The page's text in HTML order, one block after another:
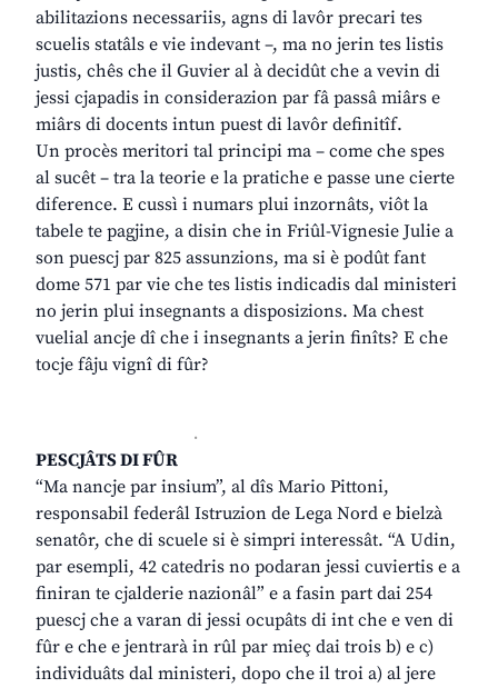
abilitazions necessariis, agns di lavôr precari tes
scuelis statâls e vie indevant –, ma no jerin tes listis
justis, chês che il Guvier al à decidût che a vevin di
jessi cjapadis in considerazion par fâ passâ miârs e
miârs di docents intun puest di lavôr definitîf.
Un procès meritori tal principi ma – come che spes
al sucêt – tra la teorie e la pratiche e passe une cierte
diference. E cussì i numars plui inzornâts, viôt la
tabele te pagjine, a disin che in Friûl-Vignesie Julie a
son puescj par 825 assunzions, ma si è podût fant
dome 571 par vie che tes listis indicadis dal ministeri
no jerin plui insegnants a disposizions. Ma chest
vuelial ancje dî che i insegnants a jerin finîts? E che
tocje fâju vignî di fûr?
.
PESCJÂTS DI FÛR
“Ma nancje par insium”, al dîs Mario Pittoni,
responsabil federâl Istruzion de Lega Nord e bielzà
senatôr, che di scuele si è simpri interessât. “A Udin,
par esempli, 42 catedris no podaran jessi cuviertis e a
finiran te cjalderie nazionâl” e a fasin part dai 254
puescj che a varan di jessi ocupâts di int che e ven di
fûr e che e jentrarà in rûl par mieç dai trois b) e c)
individuâts dal ministeri, dopo che il troi a) al jere